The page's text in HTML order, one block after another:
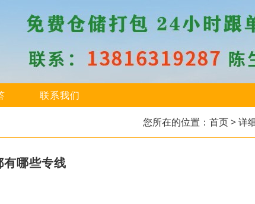
联系我们
您所在的位置： 首页> 详
哪些专线